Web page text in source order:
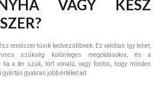
VAGY KÉSZ
rendszer tűnik kedvezőbbnek. Ez valóban így lehet,
szükség különleges megoldásokra, és a
ha a tér szűk, tört vonalú, vagy fontos, hogy minden
gyakran jobb értéket ad.